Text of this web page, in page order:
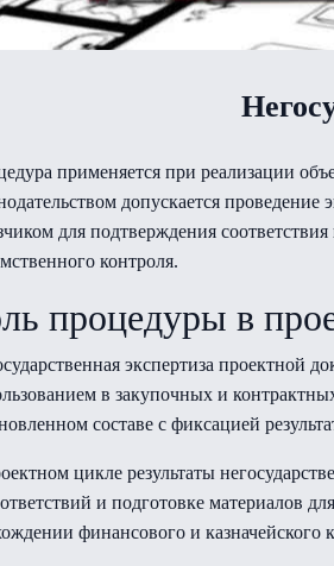
применяется при реализации
допускается
для подтверждения
контроля.
процедуры в
экспертиза проектной
в закупочных и
составе с фиксацией
цикле результаты
и подготовке материалов
финансового и казначейского